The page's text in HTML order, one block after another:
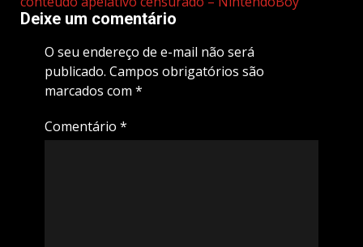
Deixe um comentário
O seu endereço de e-mail não será
publicado. Campos obrigatórios são
marcados com *
Comentário *